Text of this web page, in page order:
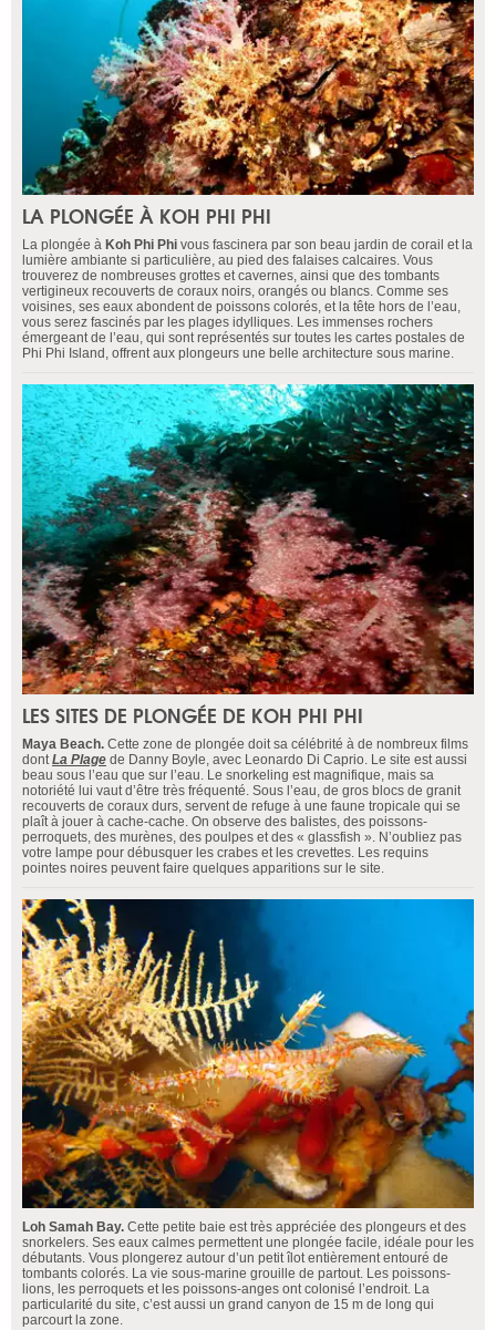
LA PLONGÉE À KOH PHI PHI
La plongée à Koh Phi Phi vous fascinera par son beau jardin de corail et la
lumière ambiante si particulière, au pied des falaises calcaires. Vous
trouverez de nombreuses grottes et cavernes, ainsi que des tombants
vertigineux recouverts de coraux noirs, orangés ou blancs. Comme ses
voisines, ses eaux abondent de poissons colorés, et la tête hors de l’eau,
vous serez fascinés par les plages idylliques. Les immenses rochers
émergeant de l’eau, qui sont représentés sur toutes les cartes postales de
Phi Phi Island, offrent aux plongeurs une belle architecture sous marine.
LES SITES DE PLONGÉE DE KOH PHI PHI
Maya Beach. Cette zone de plongée doit sa célébrité à de nombreux films
dont La Plage de Danny Boyle, avec Leonardo Di Caprio. Le site est aussi
beau sous l’eau que sur l’eau. Le snorkeling est magnifique, mais sa
notoriété lui vaut d’être très fréquenté. Sous l’eau, de gros blocs de granit
recouverts de coraux durs, servent de refuge à une faune tropicale qui se
plaît à jouer à cache-cache. On observe des balistes, des poissons-
perroquets, des murènes, des poulpes et des « glassfish ». N’oubliez pas
votre lampe pour débusquer les crabes et les crevettes. Les requins
pointes noires peuvent faire quelques apparitions sur le site.
Loh Samah Bay. Cette petite baie est très appréciée des plongeurs et des
snorkelers. Ses eaux calmes permettent une plongée facile, idéale pour les
débutants. Vous plongerez autour d’un petit îlot entièrement entouré de
tombants colorés. La vie sous-marine grouille de partout. Les poissons-
lions, les perroquets et les poissons-anges ont colonisé l’endroit. La
particularité du site, c’est aussi un grand canyon de 15 m de long qui
parcourt la zone.